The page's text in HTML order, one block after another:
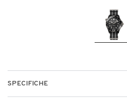
SPECIFICHE